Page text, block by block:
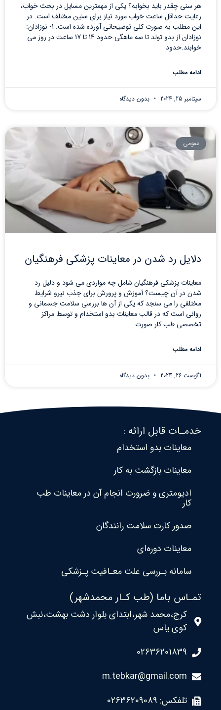
هر سنی چقدر باید بخوابه؟ یکی از مهمترین مسایل در بحث خواب،
رعایت حداقل ساعت خواب مورد نیاز برای سنین مختلف است. در
این مطلب به صورت کلی توضیحاتی آورده شده است. 1- نوزادان:
نوزادان از بدو تولد تا سه ماهگی حدود 14 تا 17 ساعت در روز می
خوابند.حدود
ادامه مطلب
سپتامبر 25, 2024 بدون دیدگاه
عمومی
دلایل رد شدن در معاینات پزشکی فرهنگیان
معاینات پزشکی فرهنگیان شامل چه مواردی می شود و دلیل رد
شدن در آن چیست؟ آموزش و پرورش برای جذب نیرو شرایط
مختلفی را می سنجد که یکی از آن ها بررسی سلامت جسمانی و
روانی است که در قالب معاینات بدو استخدام و توسط مراکز
تخصصی طب کار صورت
ادامه مطلب
آگوست 26, 2024 بدون دیدگاه
خدمـات قابل ارائه :
معاینات بدو استخدام
معاینات بازگشت به کار
ادیومتری و ضرورت انجام آن در معاینات طب
کار
صدور کارت سلامت رانندگان
معاینات دوره‌ای
سامانه بـررسی علت معـافیت پـزشکی
تمـاس باما (طب کـار محمدشهر)
کرج،محمد شهر،ابتدای بلوار دشت بهشت،نبش
کوی یاس
02636201839
m.tebkar@gmail.com
تلفکس: 02636209089